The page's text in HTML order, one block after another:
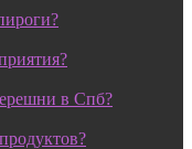
в Спб?